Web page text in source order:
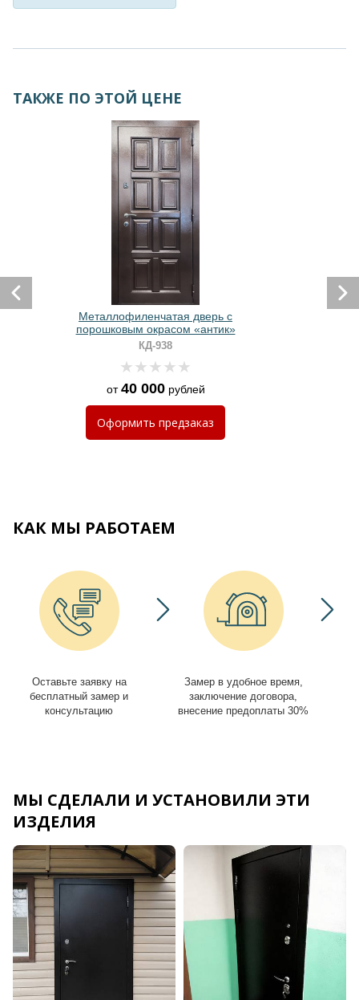
ТАКЖЕ ПО ЭТОЙ ЦЕНЕ
Металлофиленчатая дверь с
порошковым окрасом «антик»
КД-938
от40 000рублей
Оформить предзаказ
КАК МЫ РАБОТАЕМ
Оставьте заявку на
бесплатный замер и
консультацию
Замер в удобное время,
заключение договора,
внесение предоплаты 30%
МЫ СДЕЛАЛИ И УСТАНОВИЛИ ЭТИ
ИЗДЕЛИЯ